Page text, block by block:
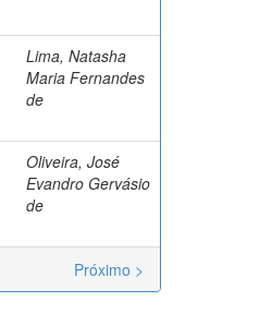
Lima, Natasha
Maria Fernandes
de
Oliveira, José
Evandro Gervásio
de
Próximo >